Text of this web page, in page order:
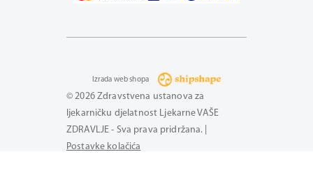
© 2026 Zdravstvena ustanova za
ljekarničku djelatnost Ljekarne VAŠE
ZDRAVLJE - Sva prava pridržana. |
Postavke kolačića
Izrada web shopa